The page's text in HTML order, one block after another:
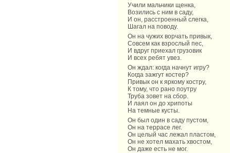
Учили мальчики щенка,
Возились с ним в саду,
И он, расстроенный слегка,
Шагал на поводу.
Он на чужих ворчать привык,
Совсем как взрослый пес,
И вдруг приехал грузовик
И всех ребят увез.
Он ждал: когда начнут игру?
Когда зажгут костер?
Привык он к яркому костру,
К тому, что рано поутру
Труба зовет на сбор.
И лаял он до хрипоты
На темные кусты.
Он был один в саду пустом,
Он на террасе лег.
Он целый час лежал пластом,
Он не хотел махать хвостом,
Он даже есть не мог.